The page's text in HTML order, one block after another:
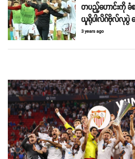
တပည့်ဟောင်းကို ခံ
ယူရိုပါလိဂ်ဗိုလ်လုပွဲ ရ
3 years ago